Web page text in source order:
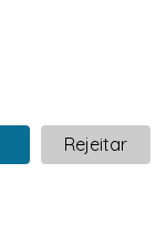
Rejeitar